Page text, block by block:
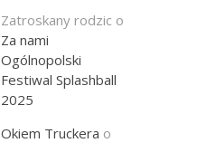
Zatroskany rodzic o
Za nami
Ogólnopolski
Festiwal Splashball
2025
Okiem Truckera o